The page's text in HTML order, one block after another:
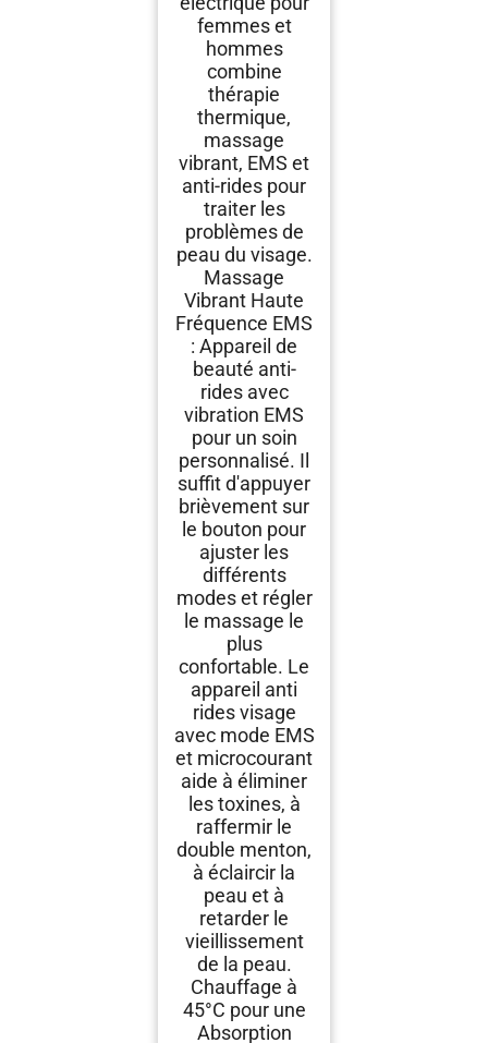
femmes et
hommes
combine
thérapie
thermique,
massage
vibrant, EMS et
anti-rides pour
traiter les
problèmes de
peau du visage.
Massage
Vibrant Haute
Fréquence EMS
: Appareil de
beauté anti-
rides avec
vibration EMS
pour un soin
personnalisé. Il
suffit d'appuyer
brièvement sur
le bouton pour
ajuster les
différents
modes et régler
le massage le
plus
confortable. Le
appareil anti
rides visage
avec mode EMS
et microcourant
aide à éliminer
les toxines, à
raffermir le
double menton,
à éclaircir la
peau et à
retarder le
vieillissement
de la peau.
Chauffage à
45°C pour une
Absorption